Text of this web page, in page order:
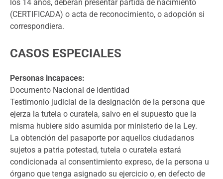
los 14 años, deberán presentar partida de nacimiento
(CERTIFICADA) o acta de reconocimiento, o adopción si
correspondiera.
CASOS ESPECIALES
Personas incapaces:
Documento Nacional de Identidad
Testimonio judicial de la designación de la persona que
ejerza la tutela o curatela, salvo en el supuesto que la
misma hubiere sido asumida por ministerio de la Ley.
La obtención del pasaporte por aquellos ciudadanos
sujetos a patria potestad, tutela o curatela estará
condicionada al consentimiento expreso, de la persona u
órgano que tenga asignado su ejercicio o, en defecto de